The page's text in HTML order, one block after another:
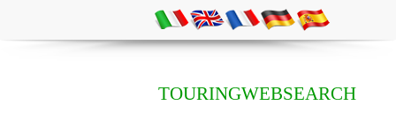
TOURINGWEBSEARCH